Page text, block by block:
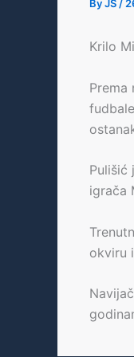
ByJS /
Krilo
Prema
Pulišić
igrača
okviru